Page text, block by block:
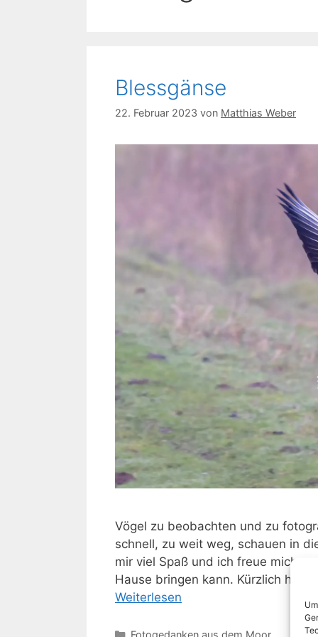
Blessgänse
22. Februar 2023 von Matthias Weber
Vögel zu beobachten und zu
schnell, zu weit weg, schauen in
mir viel Spaß und ich freue mich,
Hause bringen kann. Kürzlich
Weiterlesen
Kategorien
Fotogedanken aus dem Moor